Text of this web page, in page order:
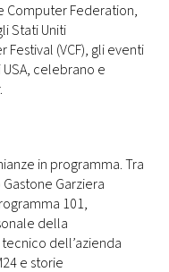
Computer Federation,
Stati Uniti
(VCF), gli eventi
celebrano e
in programma. Tra
Garziera
101,
della
dell’azienda
e storie